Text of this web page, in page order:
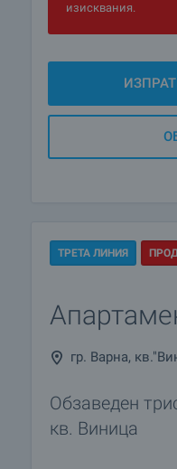
изисквания.
ТРЕТА ЛИНИЯ
гр. Варна,
Обзаведен
кв. Виница